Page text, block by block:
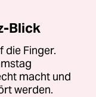
Blick
die Finger.
macht und
werden.